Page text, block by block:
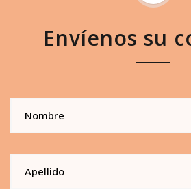
Envíenos su
Nombre
Apellido